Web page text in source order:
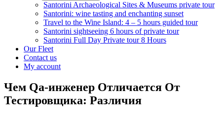
Santorini Archaeological Sites & Museums private tour
Santorini: wine tasting and enchanting sunset
Travel to the Wine Island: 4 – 5 hours guided tour
Santorini sightseeing 6 hours of private tour
Santorini Full Day Private tour 8 Hours
Our Fleet
Contact us
My account
Чем Qa-инженер Отличается От
Тестировщика: Различия